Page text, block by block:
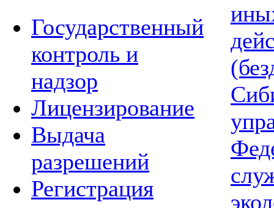
Государственный
контроль и
надзор
Лицензирование
Выдача
разрешений
Регистрация